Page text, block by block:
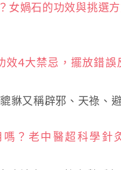
女媧石的功效與挑選
效4大禁忌，擺放錯誤
貅又稱辟邪、天祿、
嗎？老中醫超科學針